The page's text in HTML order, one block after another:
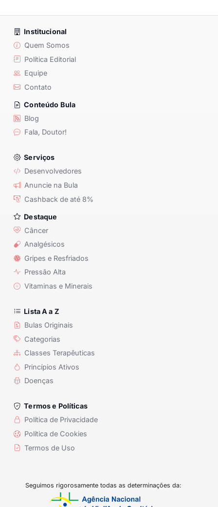
Institucional
Quem Somos
Política Editorial
Equipe
Contato
Conteúdo Bula
Blog
Fala, Doutor!
Serviços
Desenvolvedores
Anuncie na Bula
Cashback de até 8%
Destaque
Câncer
Analgésicos
Gripes e Resfriados
Pressão Alta
Vitaminas e Minerais
Lista A a Z
Bulas Originais
Categorias
Classes Terapêuticas
Princípios Ativos
Doenças
Termos e Políticas
Política de Privacidade
Política de Cookies
Termos de Uso
Seguimos rigorosamente todas as determinações da: